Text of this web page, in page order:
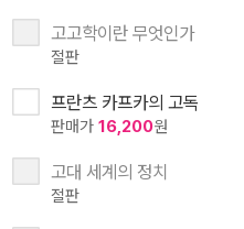
고고학이란 무엇인가
절판
프란츠 카프카의 고독
판매가 16,200원
고대 세계의 정치
절판